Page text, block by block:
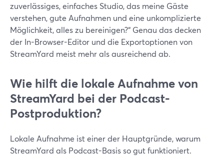
zuverlässiges, einfaches Studio, das meine Gäste
verstehen, gute Aufnahmen und eine unkomplizierte
Möglichkeit, alles zu bereinigen?“ Genau das decken
der In-Browser-Editor und die Exportoptionen von
StreamYard meist mehr als ausreichend ab.
Wie hilft die lokale Aufnahme von
StreamYard bei der Podcast-
Postproduktion?
Lokale Aufnahme ist einer der Hauptgründe, warum
StreamYard als Podcast-Basis so gut funktioniert.